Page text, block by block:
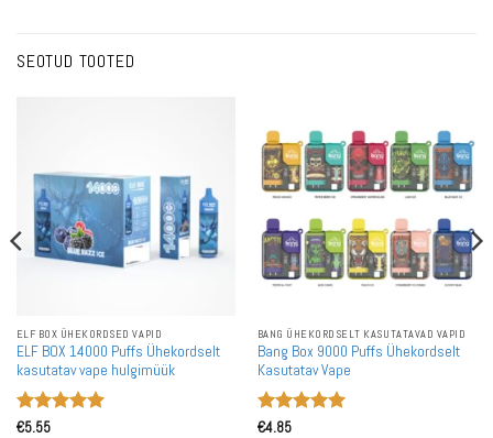
SEOTUD TOOTED
ELF BOX ÜHEKORDSED VAPID
ELF BOX 14000 Puffs Ühekordselt
kasutatav vape hulgimüük
Hinnanguga
€5.55
BANG ÜHEKORDSELT KASUTATAVAD VAPID
Bang Box 9000 Puffs Ühekordselt
Kasutatav Vape
Hinnanguga
€4.85